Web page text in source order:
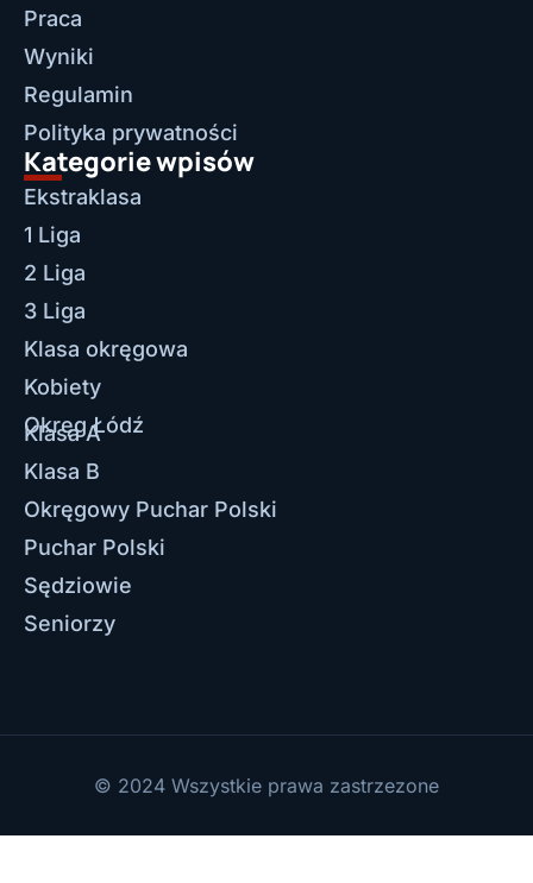
Praca
Wyniki
Regulamin
Polityka prywatności
Kategorie wpisów
Ekstraklasa
1 Liga
2 Liga
3 Liga
Klasa okręgowa
Kobiety
Okręg Łódź
Klasa A
Klasa B
Okręgowy Puchar Polski
Puchar Polski
Sędziowie
Seniorzy
© 2024 Wszystkie prawa zastrzezone